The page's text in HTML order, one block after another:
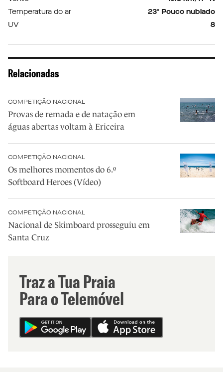
Temperatura do ar
23º Pouco nublado
UV
8
Relacionadas
COMPETIÇÃO NACIONAL
Provas de remada e de natação em
águas abertas voltam à Ericeira
COMPETIÇÃO NACIONAL
Os melhores momentos do 6.º
Softboard Heroes (Vídeo)
COMPETIÇÃO NACIONAL
Nacional de Skimboard prosseguiu em
Santa Cruz
Traz a Tua Praia
Para o Telemóvel